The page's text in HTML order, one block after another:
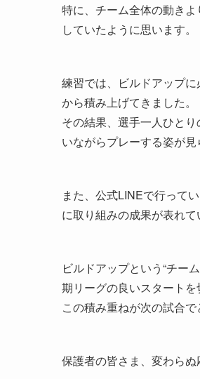
特に、チーム全体の動き
していたように思います。
練習では、ビルドアップ
から積み上げてきました。
その結果、選手一人ひと
いながらプレーする姿が見
また、公式LINEで行って
に取り組みの成果が表れて
ビルドアップという“チー
期リーグの良いスタートを
この積み重ねが次の試合
保護者の皆さま、変わらぬ